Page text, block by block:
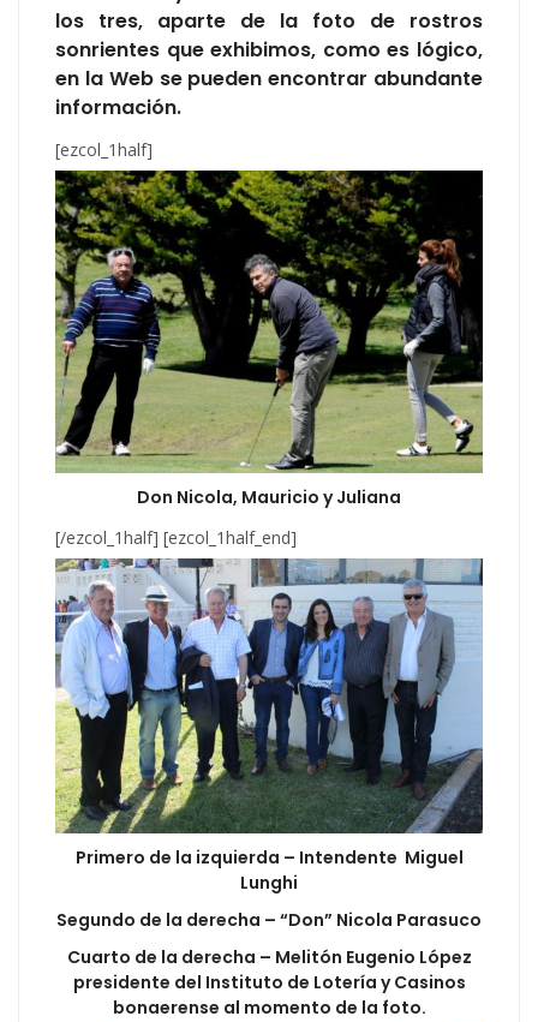
los tres, aparte de la foto de rostros
sonrientes que exhibimos, como es lógico,
en la Web se pueden encontrar abundante
información.
[ezcol_1half]
Don Nicola, Mauricio y Juliana
[/ezcol_1half] [ezcol_1half_end]
Primero de la izquierda – Intendente Miguel
Lunghi
Segundo de la derecha – “Don” Nicola Parasuco
Cuarto de la derecha – Melitón Eugenio López
presidente del Instituto de Lotería y Casinos
bonaerense al momento de la foto.